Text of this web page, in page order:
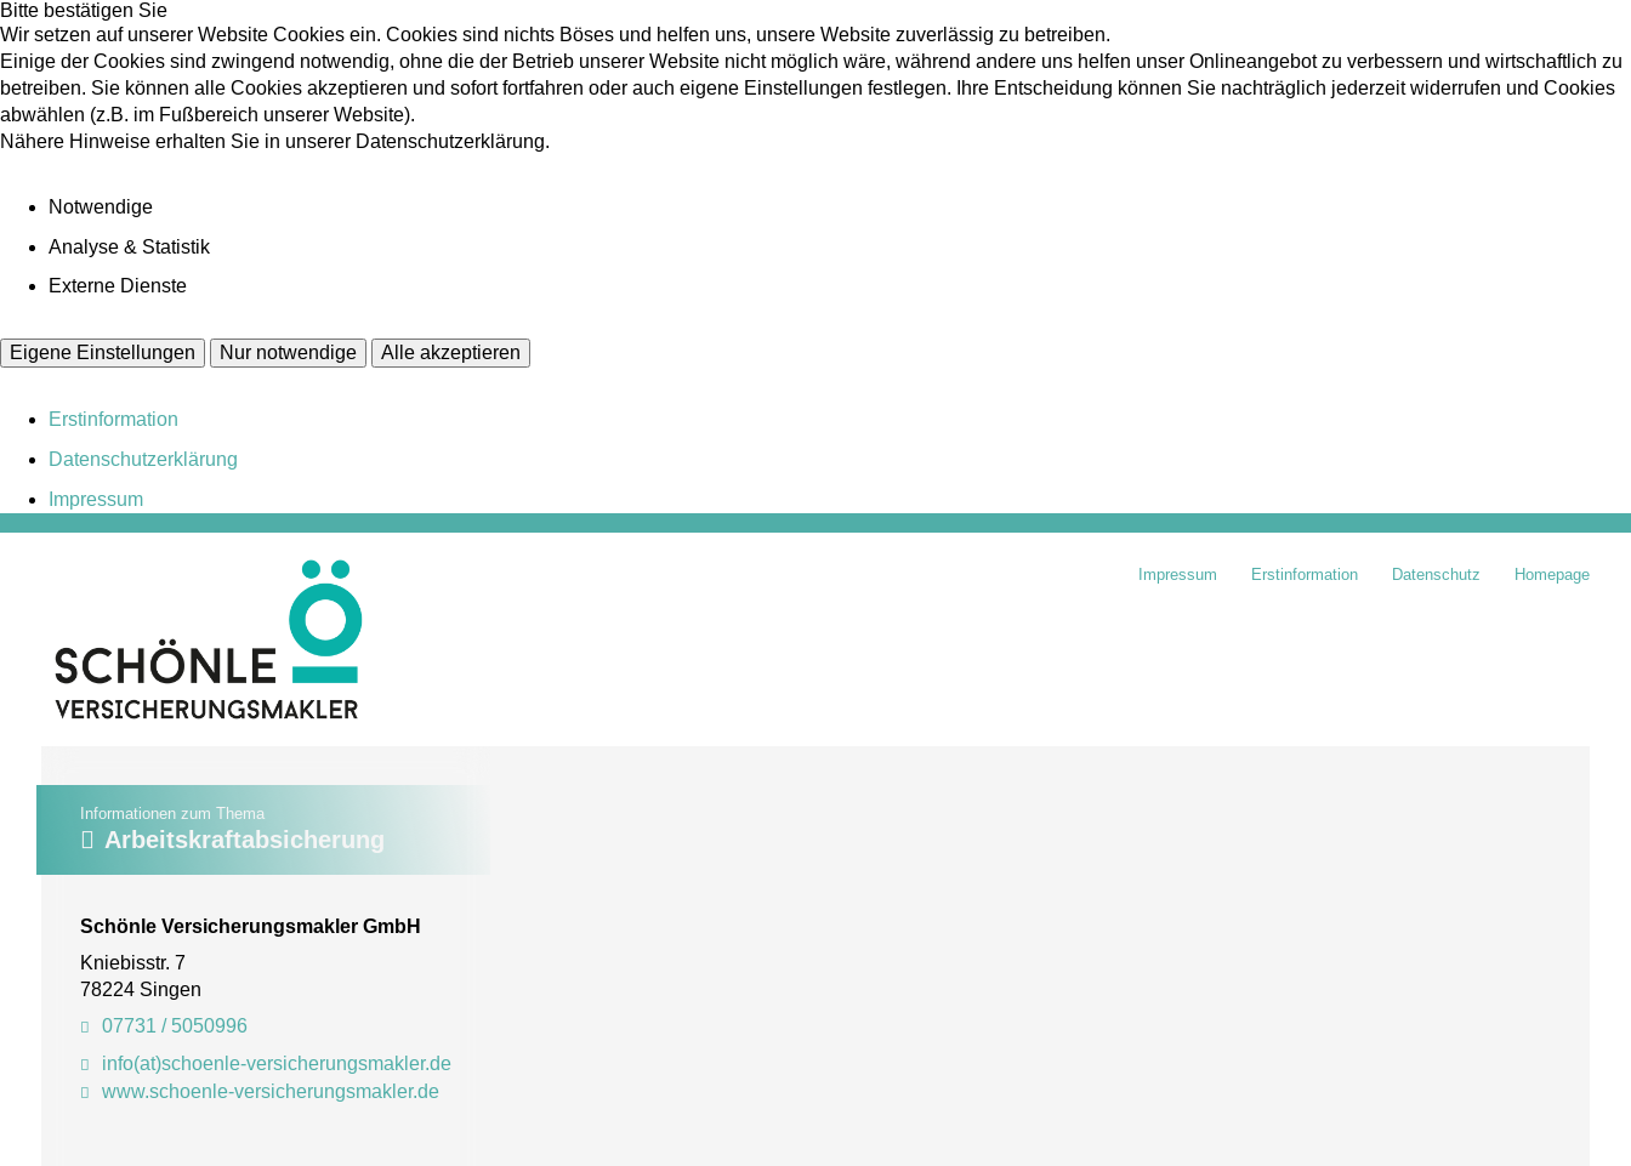
Bitte bestätigen Sie
Wir setzen auf unserer Website Cookies ein. Cookies sind nichts Böses und helfen uns, unsere Website zuverlässig zu betreiben.
Einige der Cookies sind zwingend notwendig, ohne die der Betrieb unserer Website nicht möglich wäre, während andere uns helfen unser Onlineangebot zu verbessern und wirtschaftlich zu
betreiben. Sie können alle Cookies akzeptieren und sofort fortfahren oder auch eigene Einstellungen festlegen. Ihre Entscheidung können Sie nachträglich jederzeit widerrufen und Cookies
abwählen (z.B. im Fußbereich unserer Website).
Nähere Hinweise erhalten Sie in unserer Datenschutzerklärung.
Notwendige
Analyse & Statistik
Externe Dienste
Eigene Einstellungen Nur notwendige Alle akzeptieren
Erstinformation
Datenschutzerklärung
Impressum
Impressum Erstinformation Datenschutz Homepage
Informationen zum Thema
Arbeitskraftabsicherung
Schönle Versicherungsmakler GmbH
Kniebisstr. 7
78224 Singen
07731 / 5050996
info(at)schoenle-versicherungsmakler.de
www.schoenle-versicherungsmakler.de